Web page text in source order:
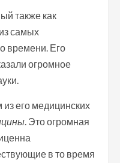
также как
самых
времени. Его
огромное
его медицинских
. Это огромная
в то время